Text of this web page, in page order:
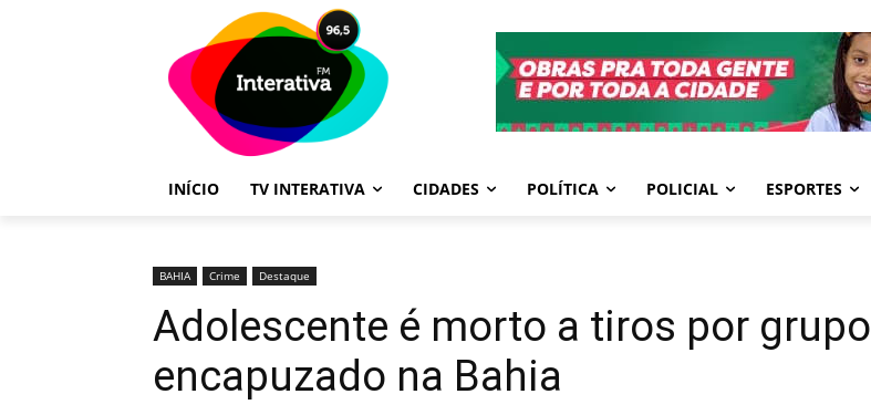
INÍCIO TV INTERATIVA CIDADES POLÍTICA POLICIAL ESPORTES
BAHIA Crime Destaque
Adolescente é morto a tiros por grupo
encapuzado na Bahia